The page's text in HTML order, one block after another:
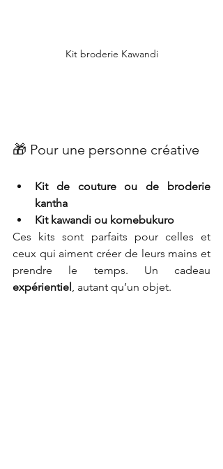
Kit broderie Kawandi
🎁 Pour une personne créative
Kit de couture ou de broderie
kantha
Kit kawandi ou komebukuro
Ces kits sont parfaits pour celles et
ceux qui aiment créer de leurs mains et
expérientiel, autant qu’un objet.